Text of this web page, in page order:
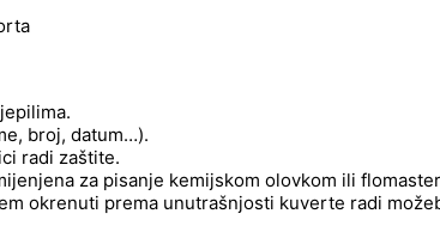
broj, datum…).
radi zaštite.
za pisanje kemijskom olovkom ili
okrenuti prema unutrašnjosti kuverte radi